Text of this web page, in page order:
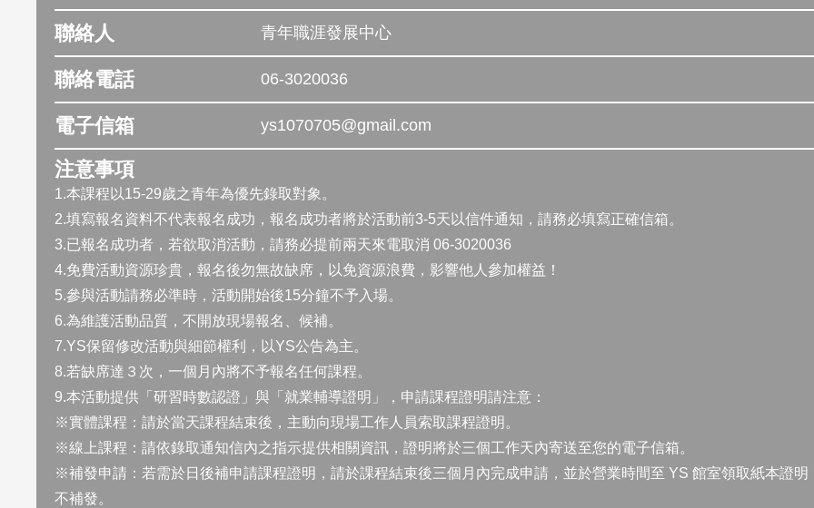
聯絡人 青年職涯發展中心
聯絡電話 06-3020036
電子信箱 ys1070705@gmail.com
注意事項
1.本課程以15-29歲之青年為優先錄取對象。
2.填寫報名資料不代表報名成功，報名成功者將於活動前3-5天以信件通知，請務必填寫正確信箱。
3.已報名成功者，若欲取消活動，請務必提前兩天來電取消 06-3020036
4.免費活動資源珍貴，報名後勿無故缺席，以免資源浪費，影響他人參加權益！
5.參與活動請務必準時，活動開始後15分鐘不予入場。
6.為維護活動品質，不開放現場報名、候補。
7.YS保留修改活動與細節權利，以YS公告為主。
8.若缺席達３次，一個月內將不予報名任何課程。
9.本活動提供「研習時數認證」與「就業輔導證明」，申請課程證明請注意：
※實體課程：請於當天課程結束後，主動向現場工作人員索取課程證明。
※線上課程：請依錄取通知信內之指示提供相關資訊，證明將於三個工作天內寄送至您的電子信箱。
※補發申請：若需於日後補申請課程證明，請於課程結束後三個月內完成申請，並於營業時間至 YS 館室領取紙本證明
不補發。